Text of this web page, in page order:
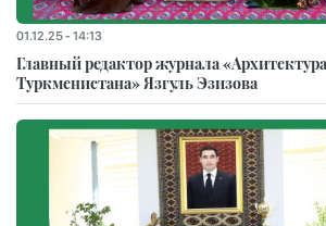
01.12.25 - 14:13
Главный редактор журнала
Туркменистана» Язгуль Эзизова